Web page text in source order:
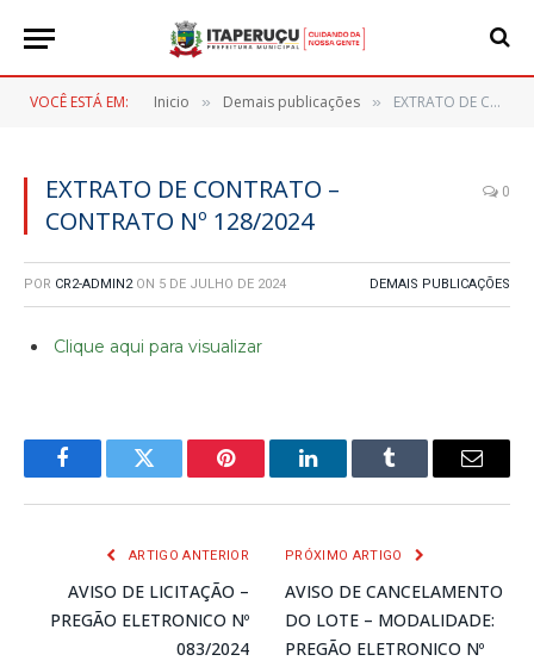
VOCÊ ESTÁ EM: Inicio » Demais publicações » EXTRATO DE CONTRATO – CONTRATO Nº 128/2024
EXTRATO DE CONTRATO –
CONTRATO Nº 128/2024
0
POR CR2-ADMIN2 ON 5 DE JULHO DE 2024 DEMAIS PUBLICAÇÕES
Clique aqui para visualizar
FacebookTwitter Pinterest LinkedInTumblr
E-
ARTIGO ANTERIOR
AVISO DE LICITAÇÃO –
PREGÃO ELETRONICO Nº
083/2024
PRÓXIMO ARTIGO
AVISO DE CANCELAMENTO
DO LOTE – MODALIDADE:
PREGÃO ELETRONICO Nº